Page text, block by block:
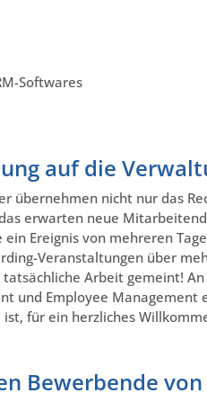
Softwares
auf die
übernehmen nicht nur das
erwarten neue
ein Ereignis von mehreren
Veranstaltungen über
Arbeit gemeint!
und Employee
für ein herzliches
Bewerbende